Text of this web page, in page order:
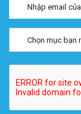
Chọn mục bạn